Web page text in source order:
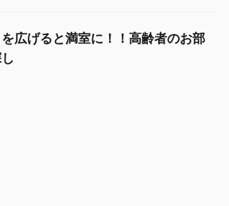
広げると満室に！！高齢者のお部